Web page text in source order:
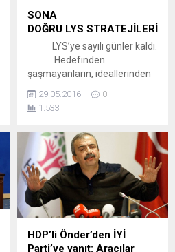
SONA
DOĞRU LYS STRATEJİLERİ
LYS’ye sayılı günler kaldı.
Hedefinden
şaşmayanların, ideallerinden
vazgeçmeyenlerin
hayallerinin gerçekleşmesine
az kaldı. Elinden başarı
gölünde koca umutlar
taşıyanların, yılmadan
mücadele edenlerin
rüyalarının gerçekleşmesine
az kaldı. Ne var ki
hedefleri ve idealleri yüksek
yarışı çoktan bıraktı. Onların
29.05.2016
0
1.533
HDP’li Önder’den İYİ
Parti’ye yanıt: Aracılar